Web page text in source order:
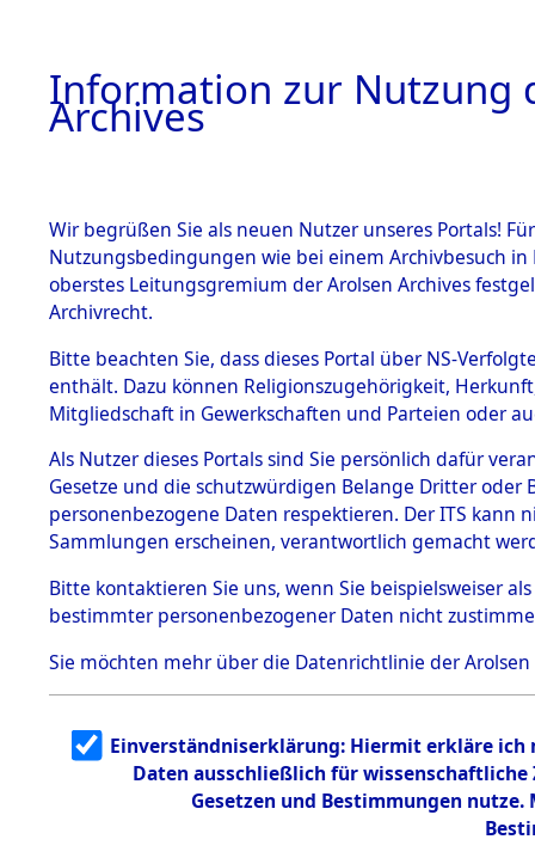
BESTÄNDE
1.
mente
5. Verschiedenes
5.3
Todesmärsche
5.3.1 Alliierte
Erhebungen
zu
Todesmärsch
en
5.3.2
g
5.3.3
Todesmärsch
Information zur Nutzung
Archives
Wir begrüßen Sie als neuen Nutzer unseres Portals!
Nutzungsbedingungen wie bei einem Archivbesuch
oberstes Leitungsgremium der Arolsen Archives
Archivrecht.
Bitte beachten Sie, dass dieses Portal über NS-
enthält. Dazu können Religionszugehörigkeit,
Mitgliedschaft in Gewerkschaften und Parteien oder
Als Nutzer dieses Portals sind Sie persönlich dafür
Gesetze und die schutzwürdigen Belange Dritter
personenbezogene Daten respektieren. Der ITS
Sammlungen erscheinen, verantwortlich gemacht
Bitte kontaktieren Sie uns, wenn Sie beispielsweiser
bestimmter personenbezogener Daten nicht
Sie möchten mehr über die Datenrichtlinie der Arolsen
Einverständniserklärung: Hiermit erkläre ich
Daten ausschließlich für
Gesetzen und Bestimmungen